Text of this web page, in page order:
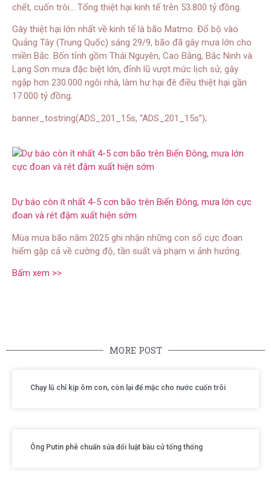
chết, cuốn trôi… Tổng thiệt hại kinh tế trên 53.800 tỷ đồng.
Gây thiệt hại lớn nhất về kinh tế là bão Matmo. Đổ bộ vào
Quảng Tây (Trung Quốc) sáng 29/9, bão đã gây mưa lớn cho
miền Bắc. Bốn tỉnh gồm Thái Nguyên, Cao Bằng, Bắc Ninh và
Lạng Sơn mưa đặc biệt lớn, đỉnh lũ vượt mức lịch sử, gây
ngập hơn 230.000 ngôi nhà, làm hư hại đê điều thiệt hại gần
17.000 tỷ đồng.
banner_tostring(ADS_201_15s, “ADS_201_15s”);
Dự báo còn ít nhất 4-5 cơn bão trên Biển Đông, mưa lớn cực
đoan và rét đậm xuất hiện sớm
Mùa mưa bão năm 2025 ghi nhận những con số cực đoan
hiếm gặp cả về cường độ, tần suất và phạm vi ảnh hưởng.
Bấm xem >>
MORE POST
Chạy lũ chỉ kịp ôm con, còn lại để mặc cho nước cuốn trôi
Ông Putin phê chuẩn sửa đổi luật bầu cử tổng thống